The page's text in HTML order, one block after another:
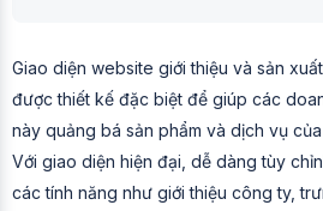
Giao diện website giới thiệu và sản
được thiết kế đặc biệt để giúp các
này quảng bá sản phẩm và dịch vụ
Với giao diện hiện đại, dễ dàng tùy
các tính năng như giới thiệu công ty,